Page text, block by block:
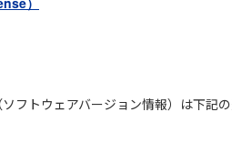
フトウェアバージョン情報）は下記の